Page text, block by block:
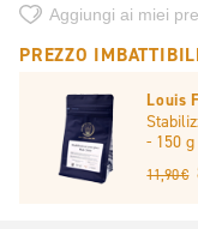
Aggiungi ai miei
PREZZO
Louis
- 150 g
11,90 €